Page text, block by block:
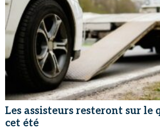
Les assisteurs resteront sur le
cet été